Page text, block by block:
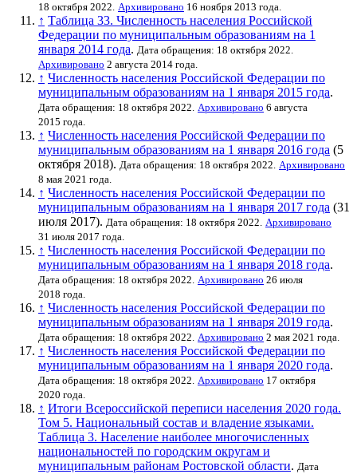
18 октября 2022. Архивировано 16 ноября 2013 года.
↑ Таблица 33. Численность населения Российской
Федерации по муниципальным образованиям на 1
января 2014 года. Дата обращения: 18 октября 2022.
Архивировано 2 августа 2014 года.
↑ Численность населения Российской Федерации по
муниципальным образованиям на 1 января 2015 года.
Дата обращения: 18 октября 2022. Архивировано 6 августа
2015 года.
↑ Численность населения Российской Федерации по
муниципальным образованиям на 1 января 2016 года (5
октября 2018). Дата обращения: 18 октября 2022. Архивировано
8 мая 2021 года.
↑ Численность населения Российской Федерации по
муниципальным образованиям на 1 января 2017 года (31
июля 2017). Дата обращения: 18 октября 2022. Архивировано
31 июля 2017 года.
↑ Численность населения Российской Федерации по
муниципальным образованиям на 1 января 2018 года.
Дата обращения: 18 октября 2022. Архивировано 26 июля
2018 года.
↑ Численность населения Российской Федерации по
муниципальным образованиям на 1 января 2019 года.
Дата обращения: 18 октября 2022. Архивировано 2 мая 2021 года.
↑ Численность населения Российской Федерации по
муниципальным образованиям на 1 января 2020 года.
Дата обращения: 18 октября 2022. Архивировано 17 октября
2020 года.
↑ Итоги Всероссийской переписи населения 2020 года.
Том 5. Национальный состав и владение языками.
Таблица 3. Население наиболее многочисленных
национальностей по городским округам и
муниципальным районам Ростовской области. Дата